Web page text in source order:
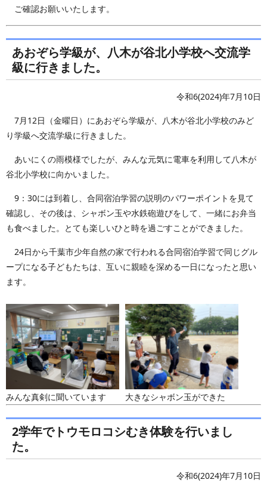
ご確認お願いいたします。
あおぞら学級が、八木が谷北小学校へ交流学
級に行きました。
令和6(2024)年7月10日
7月12日（金曜日）にあおぞら学級が、八木が谷北小学校のみど
り学級へ交流学級に行きました。
あいにくの雨模様でしたが、みんな元気に電車を利用して八木が
谷北小学校に向かいました。
9：30には到着し、合同宿泊学習の説明のパワーポイントを見て
確認し、その後は、シャボン玉や水鉄砲遊びをして、一緒にお弁当
も食べました。とても楽しいひと時を過ごすことができました。
24日から千葉市少年自然の家で行われる合同宿泊学習で同じグル
ープになる子どもたちは、互いに親睦を深める一日になったと思い
ます。
みんな真剣に聞いています 大きなシャボン玉ができた
2学年でトウモロコシむき体験を行いまし
た。
令和6(2024)年7月10日